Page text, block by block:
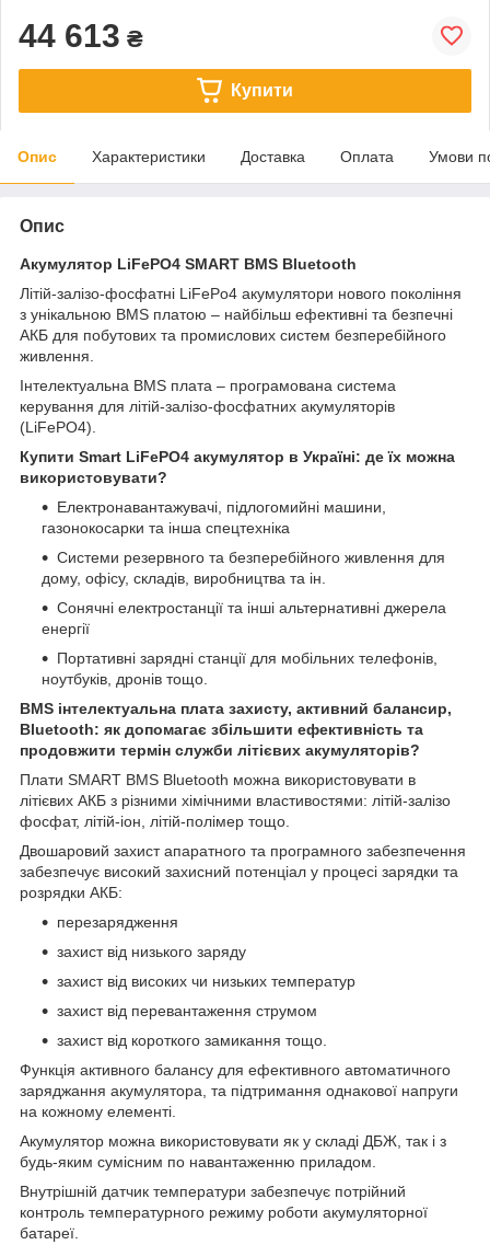
44 613 ₴
Купити
Опис Характеристики Доставка Оплата Умови
Опис
Акумулятор LiFePO4 SMART BMS Bluetooth
Літій-залізо-фосфатні LiFePo4 акумулятори нового покоління
з унікальною BMS платою – найбільш ефективні та безпечні
АКБ для побутових та промислових систем безперебійного
живлення.
Інтелектуальна BMS плата – програмована система
керування для літій-залізо-фосфатних акумуляторів
(LiFePO4).
Купити Smart LiFePO4 акумулятор в Україні: де їх можна
використовувати?
Електронавантажувачі, підлогомийні машини,
газонокосарки та інша спецтехніка
Системи резервного та безперебійного живлення для
дому, офісу, складів, виробництва та ін.
Сонячні електростанції та інші альтернативні джерела
енергії
Портативні зарядні станції для мобільних телефонів,
ноутбуків, дронів тощо.
BMS інтелектуальна плата захисту, активний балансир,
Bluetooth: як допомагає збільшити ефективність та
продовжити термін служби літієвих акумуляторів?
Плати SMART BMS Bluetooth можна використовувати в
літієвих АКБ з різними хімічними властивостями: літій-залізо
фосфат, літій-іон, літій-полімер тощо.
Двошаровий захист апаратного та програмного забезпечення
забезпечує високий захисний потенціал у процесі зарядки та
розрядки АКБ:
перезарядження
захист від низького заряду
захист від високих чи низьких температур
захист від перевантаження струмом
захист від короткого замикання тощо.
Функція активного балансу для ефективного автоматичного
заряджання акумулятора, та підтримання однакової напруги
на кожному елементі.
Акумулятор можна використовувати як у складі ДБЖ, так і з
будь-яким сумісним по навантаженню приладом.
Внутрішній датчик температури забезпечує потрійний
контроль температурного режиму роботи акумуляторної
батареї.